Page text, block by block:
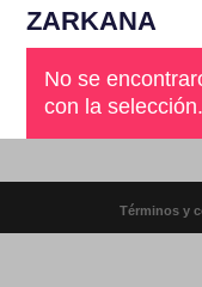
ZARKANA
No se
con la selección.
Términos y